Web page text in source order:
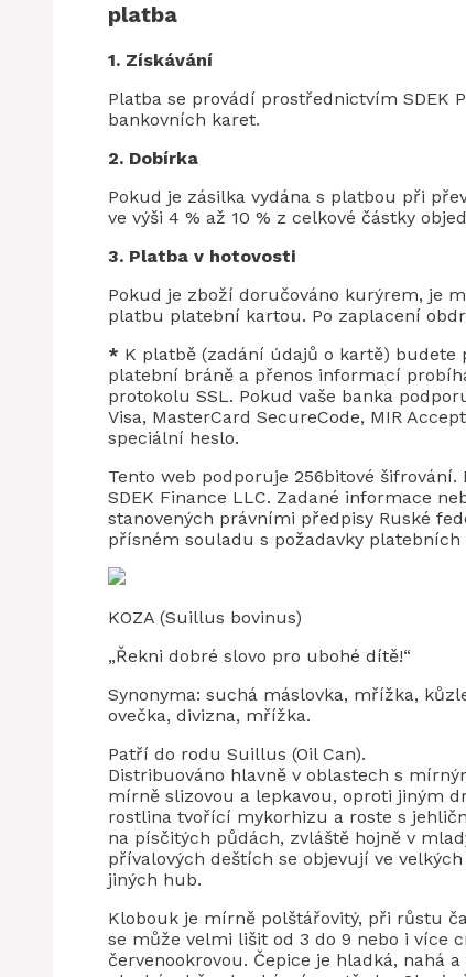
platba
1. Získávání
Platba se provádí prostřednictvím SDEK
bankovních karet.
2. Dobírka
Pokud je zásilka vydána s platbou při
ve výši 4 % až 10 % z celkové částky
3. Platba v hotovosti
Pokud je zboží doručováno kurýrem, je
platbu platební kartou. Po zaplacení
* K platbě (zadání údajů o kartě) budete
platební bráně a přenos informací
protokolu SSL. Pokud vaše banka
Visa, MasterCard SecureCode, MIR
speciální heslo.
Tento web podporuje 256bitové
SDEK Finance LLC. Zadané informace
stanovených právními předpisy Ruské
přísném souladu s požadavky platebních
KOZA (Suillus bovinus)
„Řekni dobré slovo pro ubohé dítě!“
Synonyma: suchá máslovka, mřížka,
ovečka, divizna, mřížka.
Patří do rodu Suillus (Oil Can).
Distribuováno hlavně v oblastech s
mírně slizovou a lepkavou, oproti jiným
rostlina tvořící mykorhizu a roste s
na písčitých půdách, zvláště hojně v
přívalových deštích se objevují ve
jiných hub.
Klobouk je mírně polštářovitý, při růstu
se může velmi lišit od 3 do 9 nebo i více
červenookrovou. Čepice je hladká, nahá